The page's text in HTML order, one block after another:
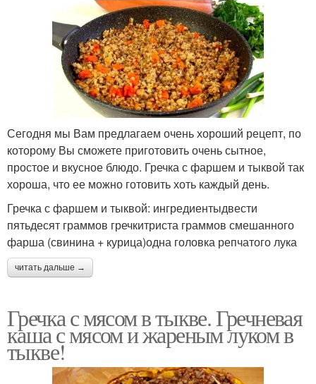
Сегодня мы Вам предлагаем очень хороший рецепт, по
которому Вы сможете приготовить очень сытное,
простое и вкусное блюдо. Гречка с фаршем и тыквой так
хороша, что ее можно готовить хоть каждый день.
Гречка с фаршем и тыквой: ингредиентыдвести
пятьдесят граммов гречкитриста граммов смешанного
фарша (свинина + курица)одна головка репчатого лука
читать дальше →
Гречка с мясом в тыкве. Гречневая
каша с мясом и жареным луком в
тыкве!